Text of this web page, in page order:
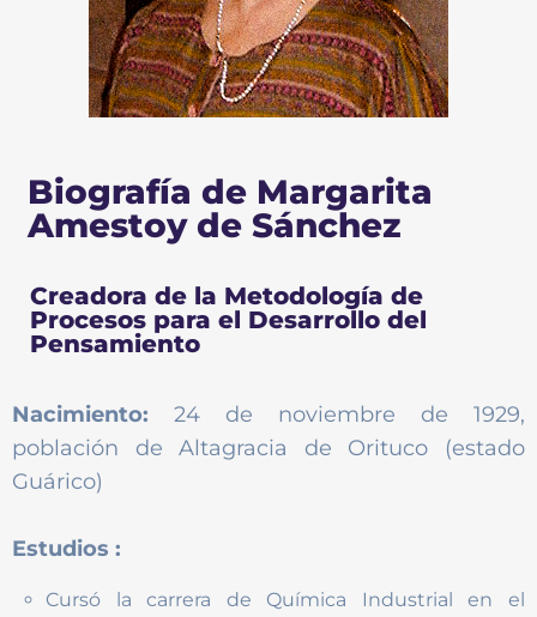
Biografía de Margarita
Amestoy de Sánchez
Creadora de la Metodología de
Procesos para el Desarrollo del
Pensamiento
Nacimiento: 24 de noviembre de 1929,
población de Altagracia de Orituco (estado
Guárico)
Estudios :
Cursó la carrera de Química Industrial en el